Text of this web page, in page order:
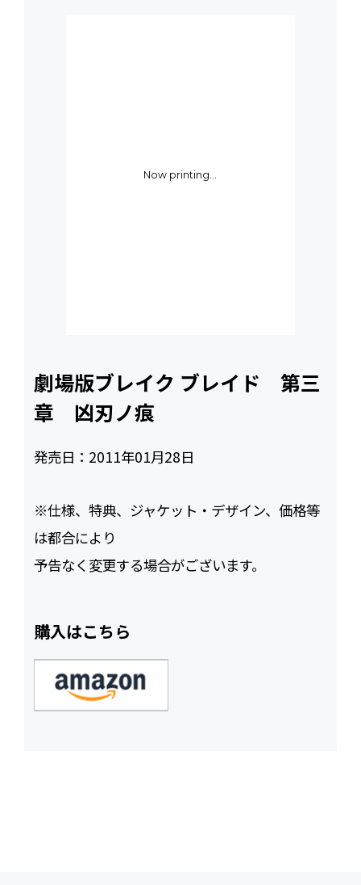
Now printing...
劇場版ブレイク ブレイド 第三
章 凶刃ノ痕
発売日： 2011年01月28日
※仕様、特典、ジャケット・デザイン、価格等
は都合により
予告なく変更する場合がございます。
購入はこちら